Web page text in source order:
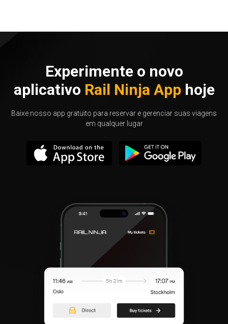
Experimente o novo
aplicativo Rail Ninja Apphoje
Baixe nosso app gratuito para reservar e gerenciar suas viagens
em qualquer lugar